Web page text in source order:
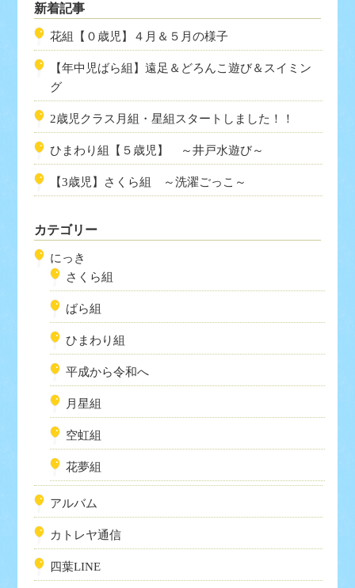
新着記事
花組【０歳児】４月＆５月の様子
【年中児ばら組】遠足＆どろんこ遊び＆スイミン
グ
2歳児クラス月組・星組スタートしました！！
ひまわり組【５歳児】 ～井戸水遊び～
【3歳児】さくら組 ～洗濯ごっこ～
カテゴリー
にっき
さくら組
ばら組
ひまわり組
平成から令和へ
月星組
空虹組
花夢組
アルバム
カトレヤ通信
四葉LINE